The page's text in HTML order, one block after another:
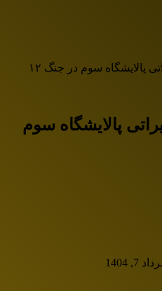
تداوم فعالیت‌های تعمیراتی پالایشگاه سوم در جنگ ۱۲
پالایشگاه سوم
7, 1404